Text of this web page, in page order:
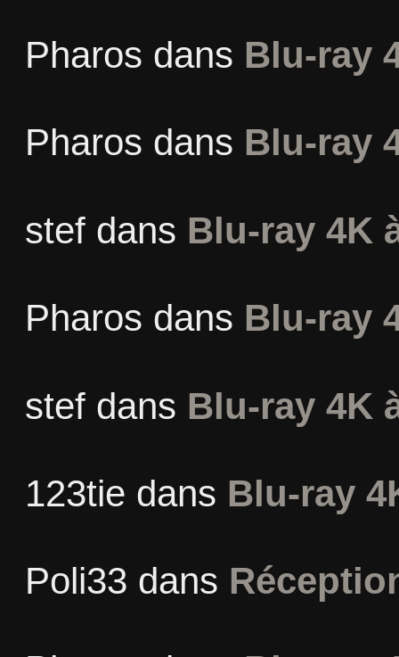
Pharos dans Blu-ray
Pharos dans Blu-ray
stefdans Blu-ray 4K
Pharos dans Blu-ray
stefdans Blu-ray 4K
123tie dans Blu-ray
Poli33 dans